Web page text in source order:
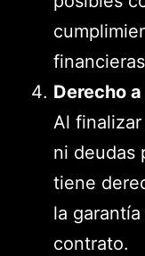
Derecho
Al
ni deudas
tiene
la
contrato.